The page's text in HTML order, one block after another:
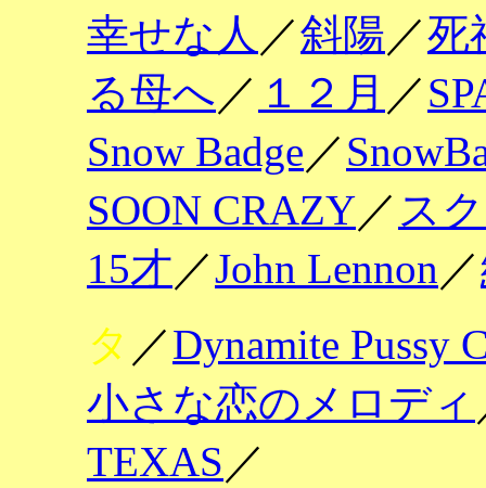
幸せな人 ／斜陽／死
る母へ／ １２月 ／
Snow Badge／
SOON CRAZY／ ス
15才／John Lennon ／
タ ／Dynamite Pussy
小さな恋のメロディ
TEXAS ／